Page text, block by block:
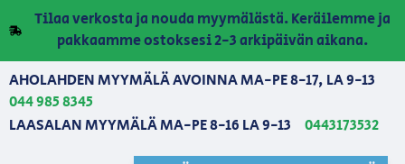
Tilaa verkosta ja nouda myymälästä. Keräilemme ja
pakkaamme ostoksesi 2-3 arkipäivän aikana.
AHOLAHDEN MYYMÄLÄ AVOINNA MA-PE 8-17, LA 9-13
044 985 8345
LAASALAN MYYMÄLÄ MA-PE 8-16 LA 9-13
0443173532